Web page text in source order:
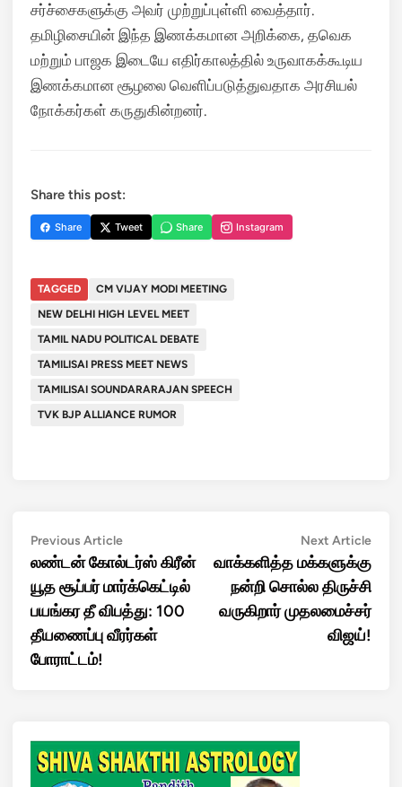
சர்ச்சைகளுக்கு அவர் முற்றுப்புள்ளி வைத்தார்.
தமிழிசையின் இந்த இணக்கமான அறிக்கை, தவெக
மற்றும் பாஜக இடையே எதிர்காலத்தில் உருவாகக்கூடிய
இணக்கமான சூழலை வெளிப்படுத்துவதாக அரசியல்
நோக்கர்கள் கருதுகின்றனர்.
Share this post:
Share Tweet Share Instagram
TAGGED
CM VIJAY MODI MEETING
NEW DELHI HIGH LEVEL MEET
TAMIL NADU POLITICAL DEBATE
TAMILISAI PRESS MEET NEWS
TAMILISAI SOUNDARARAJAN SPEECH
TVK BJP ALLIANCE RUMOR
Post
navigation
Previous ArticlePrevious
article:
லண்டன் கோல்டர்ஸ் கிரீன்
யூத சூப்பர் மார்க்கெட்டில்
பயங்கர தீ விபத்து: 100
தீயணைப்பு வீரர்கள்
போராட்டம்!
Next ArticleNext
வாக்களித்த மக்களுக்கு
நன்றி சொல்ல திருச்சி
வருகிறார் முதலமைச்சர்
விஜய்!